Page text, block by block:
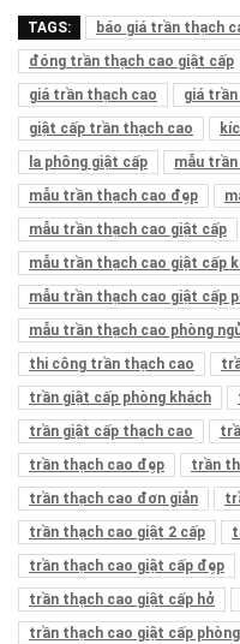
TAGS:
báo giá trần thạch
đóng trần thạch cao giật cấp
giá trần thạch cao
giá
giật cấp trần thạch cao
la phông giật cấp
mẫu
mẫu trần thạch cao đẹp
mẫu trần thạch cao giật cấp
mẫu trần thạch cao giật cấp
mẫu trần thạch cao giật cấp
mẫu trần thạch cao phòng
thi công trần thạch cao
trần giật cấp phòng khách
trần giật cấp thạch cao
trần thạch cao đẹp
trần
trần thạch cao đơn giản
trần thạch cao giật 2 cấp
trần thạch cao giật cấp đẹp
trần thạch cao giật cấp hở
trần thạch cao giật cấp